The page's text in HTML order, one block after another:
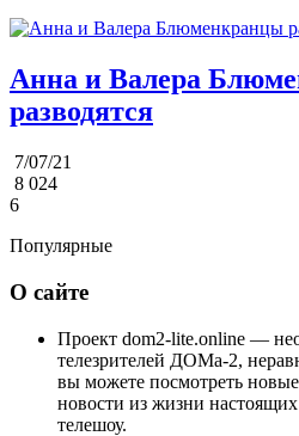
Анна и Валера
разводятся
7/07/21
8 024
6
Популярные
О сайте
Проект dom2-lite.online —
телезрителей ДОМа-2,
вы можете посмотреть
новости из жизни
телешоу.